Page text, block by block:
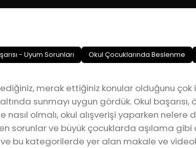
- Uyum Sorunları Okul Çocuklarında Beslenme
merak ettiğiniz konular olduğunu çok
sunmayı uygun gördük. Okul
nasıl olmalı, okul alışverişi yaparken
sorunlar ve büyük çocuklarda aşılama gibi
bu kategorilerde yer alan makale ve